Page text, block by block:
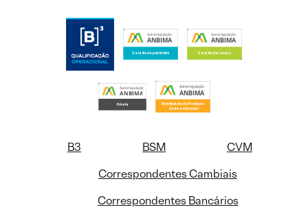
B3 BSM
CVM
Correspondentes Cambiais
Correspondentes Bancários